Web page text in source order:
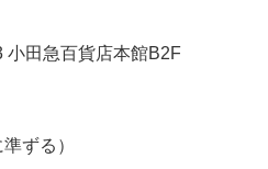
小田急百貨店本館B2F
ずる）